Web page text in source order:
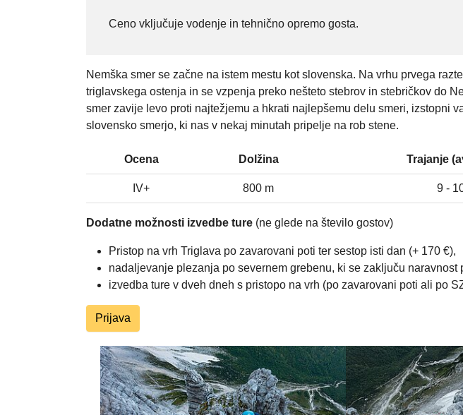
Ceno vključuje vodenje in tehnično opremo gosta.
Nemška smer se začne na istem mestu kot slovenska. Na vrhu prvega
triglavskega ostenja in se vzpenja preko nešteto stebrov in stebričkov do
smer zavije levo proti najtežjemu a hkrati najlepšemu delu smeri, izstopni
slovensko smerjo, ki nas v nekaj minutah pripelje na rob stene.
Ocena Dolžina Trajanje
IV+ 800 m 9 -
Dodatne možnosti izvedbe ture (ne glede na število gostov)
Pristop na vrh Triglava po zavarovani poti ter sestop isti dan (+ 170 €),
nadaljevanje plezanja po severnem grebenu, ki se zaključu naravnost
izvedba ture v dveh dneh s pristopo na vrh (po zavarovani poti ali po
Prijava